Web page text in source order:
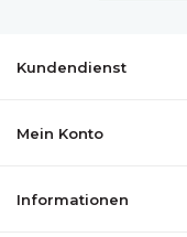
Kundendienst
Mein Konto
Informationen